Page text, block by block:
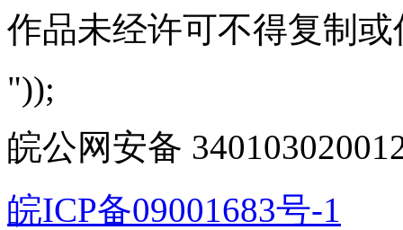
作品未经许可不得复制或
"));
皖公网安备
皖ICP备09001683号-1